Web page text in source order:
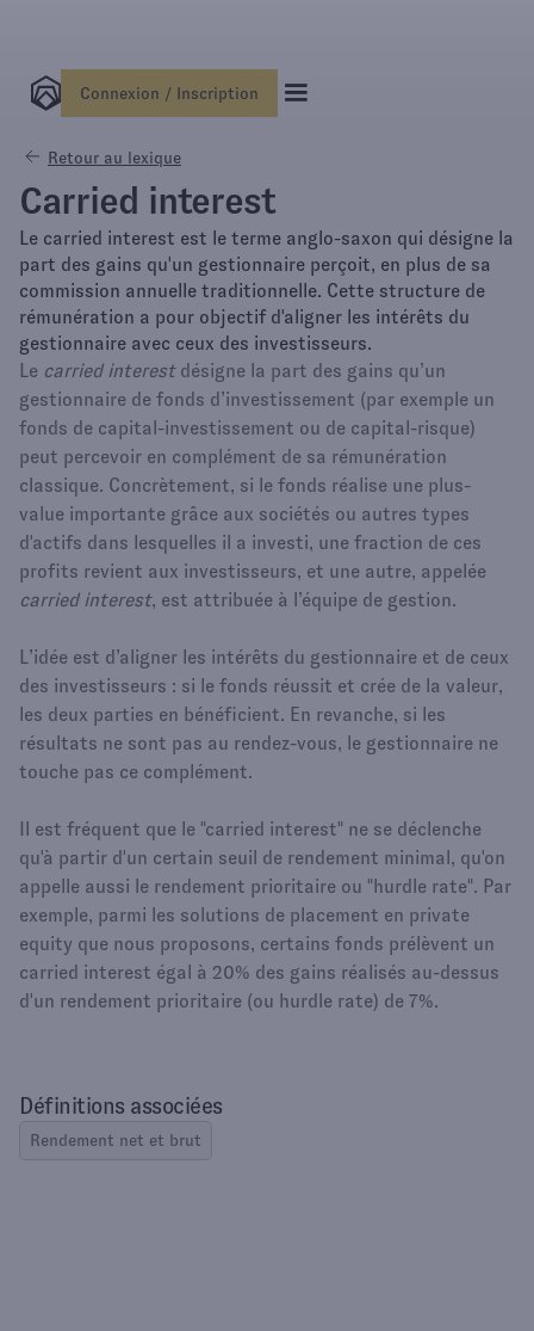
Connexion / Inscription
Retour au lexique
Définitions associées
Rendement net et brut
Carried interest
Le carried interest est le terme anglo-saxon qui désigne la
part des gains qu'un gestionnaire perçoit, en plus de sa
commission annuelle traditionnelle. Cette structure de
rémunération a pour objectif d'aligner les intérêts du
gestionnaire avec ceux des investisseurs.
Le carried interestdésigne la part des gains qu’un
gestionnaire de fonds d’investissement (par exemple un
fonds de capital-investissement ou de capital-risque)
peut percevoir en complément de sa rémunération
classique. Concrètement, si le fonds réalise une plus-
value importante grâce aux sociétés ou autres types
d'actifs dans lesquelles il a investi, une fraction de ces
profits revient aux investisseurs, et une autre, appelée
carried interest, est attribuée à l’équipe de gestion.
L’idée est d’aligner les intérêts du gestionnaire et de ceux
des investisseurs : si le fonds réussit et crée de la valeur,
les deux parties en bénéficient. En revanche, si les
résultats ne sont pas au rendez-vous, le gestionnaire ne
touche pas ce complément.
Il est fréquent que le "carried interest" ne se déclenche
qu'à partir d'un certain seuil de rendement minimal, qu'on
appelle aussi le rendement prioritaire ou "hurdle rate". Par
exemple, parmi les solutions de placement en private
equity que nous proposons, certains fonds prélèvent un
carried interest égal à 20% des gains réalisés au-dessus
d'un rendement prioritaire (ou hurdle rate) de 7%.